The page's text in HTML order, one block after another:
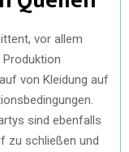
vor allem
von Kleidung auf
sind ebenfalls
zu schließen und